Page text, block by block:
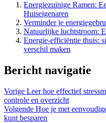
Energiezuinige Ramen:
Huiseigenaren
Verminder je
Natuurlijke luchtstroom:
Energie-efficiëntie thuis:
verschil maken
Bericht navigatie
Vorige Leer hoe effectief
controle en overzicht
Volgende Hoe je met
kunt besparen